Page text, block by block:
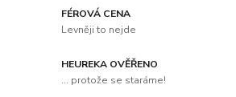
FÉROVÁ CENA
Levněji to nejde
HEUREKA OVĚŘENO
... protože se staráme!